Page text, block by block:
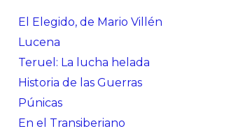
El Elegido, de Mario Villén
Lucena
Teruel: La lucha helada
Historia de las Guerras
Púnicas
En el Transiberiano